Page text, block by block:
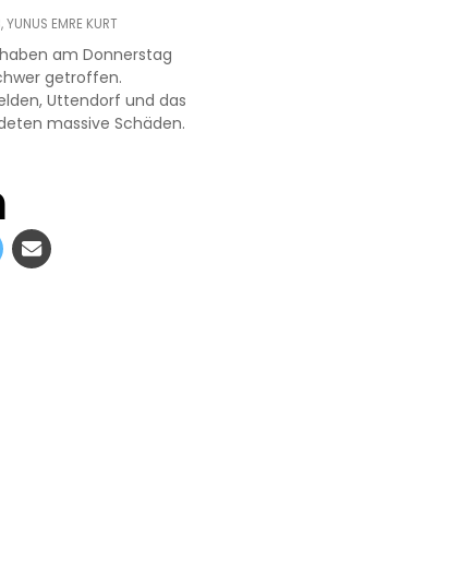
YUNUS EMRE KURT
am Donnerstag
getroffen.
Uttendorf und das
massive Schäden.